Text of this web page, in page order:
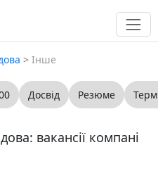
> Інше
Досвід Резюме
вакансії компані